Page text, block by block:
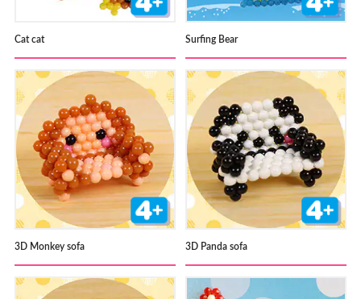
Cat cat Surfing Bear
3D Monkey sofa 3D Panda sofa